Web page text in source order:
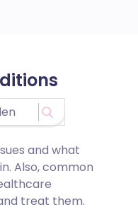
and what
Also, common
treat them.